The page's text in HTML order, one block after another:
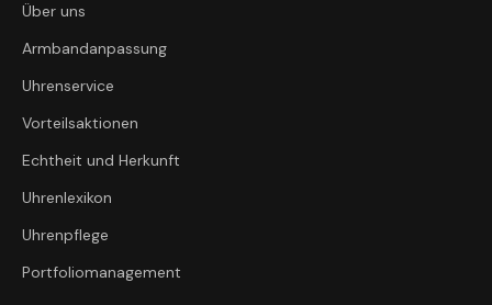
Über uns
Armbandanpassung
Uhrenservice
Vorteilsaktionen
Echtheit und Herkunft
Uhrenlexikon
Uhrenpflege
Portfoliomanagement